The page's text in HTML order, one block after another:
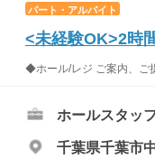
パート・アルバイト
<未経験OK>2時
◆ホール/レジ ご案内、ご
ホールスタッ
千葉県千葉市